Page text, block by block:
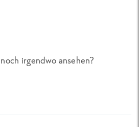
irgendwo ansehen?